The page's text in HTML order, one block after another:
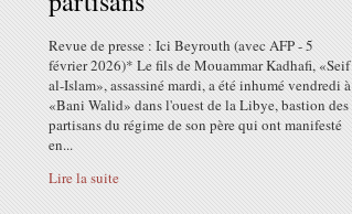
Revue de presse : Ici Beyrouth (avec AFP - 5
février 2026)* Le fils de Mouammar Kadhafi, «Seif
al-Islam», assassiné mardi, a été inhumé vendredi à
«Bani Walid» dans l'ouest de la Libye, bastion des
partisans du régime de son père qui ont manifesté
en...
Lire la suite